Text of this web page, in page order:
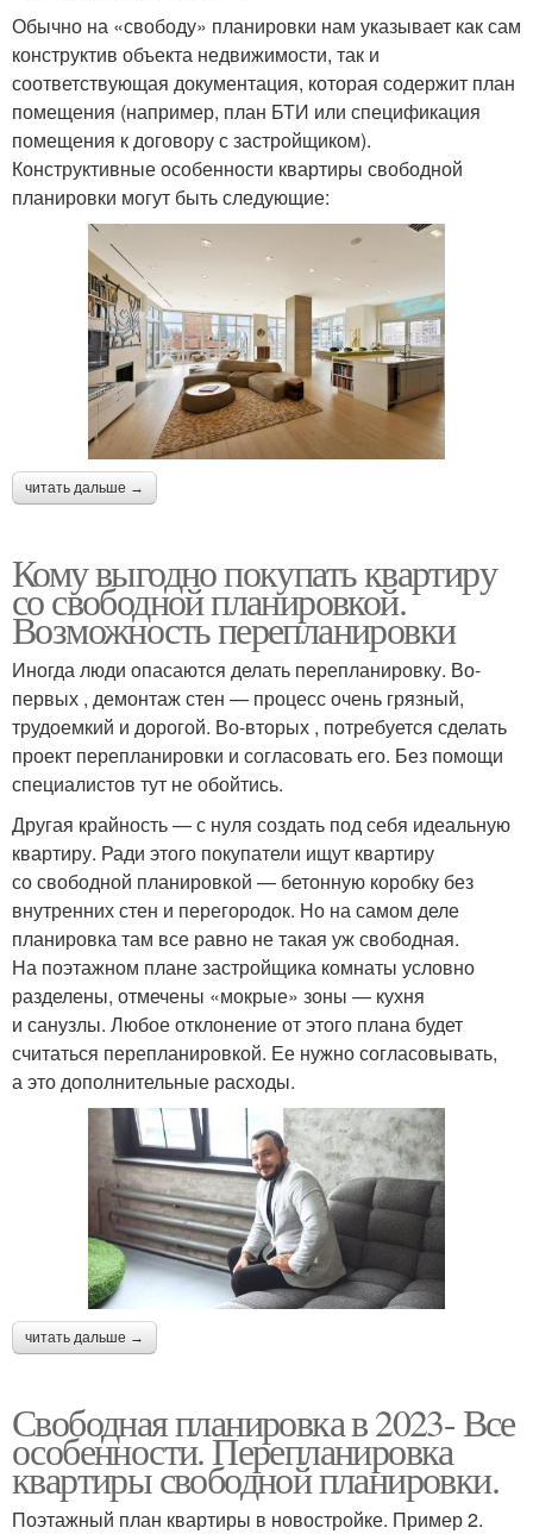
Обычно на «свободу» планировки нам указывает как сам
конструктив объекта недвижимости, так и
соответствующая документация, которая содержит план
помещения (например, план БТИ или спецификация
помещения к договору с застройщиком).
Конструктивные особенности квартиры свободной
планировки могут быть следующие:
читать дальше →
Кому выгодно покупать квартиру
со свободной планировкой.
Возможность перепланировки
Иногда люди опасаются делать перепланировку. Во-
первых , демонтаж стен — процесс очень грязный,
трудоемкий и дорогой. Во-вторых , потребуется сделать
проект перепланировки и согласовать его. Без помощи
специалистов тут не обойтись.
Другая крайность — с нуля создать под себя идеальную
квартиру. Ради этого покупатели ищут квартиру
со свободной планировкой — бетонную коробку без
внутренних стен и перегородок. Но на самом деле
планировка там все равно не такая уж свободная.
На поэтажном плане застройщика комнаты условно
разделены, отмечены «мокрые» зоны — кухня
и санузлы. Любое отклонение от этого плана будет
считаться перепланировкой. Ее нужно согласовывать,
а это дополнительные расходы.
читать дальше →
Свободная планировка в 2023- Все
особенности. Перепланировка
квартиры свободной планировки.
Поэтажный план квартиры в новостройке. Пример 2.